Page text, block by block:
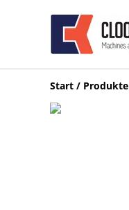
Start / Produkte